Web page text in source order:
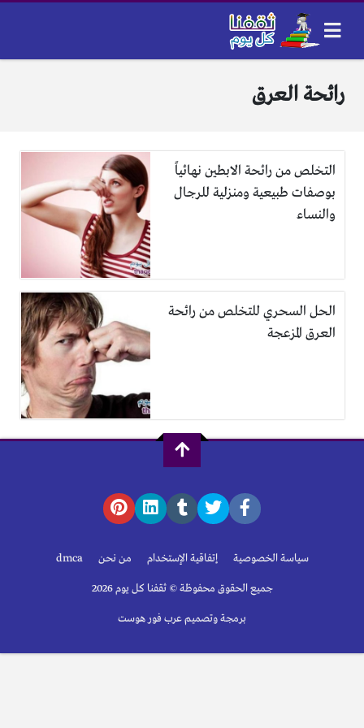
رائحة العرق
التخلص من رائحة الابطين نهائياً
بوصفات طبيعية ومنزلية للرجال
والنساء
الحل السحري للتخلص من رائحة
العرق المزعجة
سياسة الخصوصية إتفاقية الإستخدام من نحن dmca
جميع الحقوق محفوظة © ثقفنا كل يوم 2026
برمجة وتصميم عرب فور هوست